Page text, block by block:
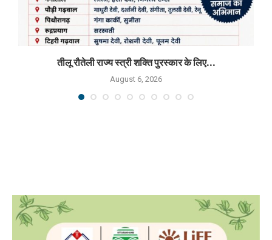
तीलू रौतेली राज्य स्त्री शक्ति पुरस्कार के लिए...
August 6, 2026